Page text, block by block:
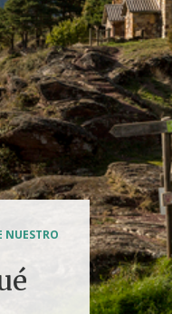
NUESTRO